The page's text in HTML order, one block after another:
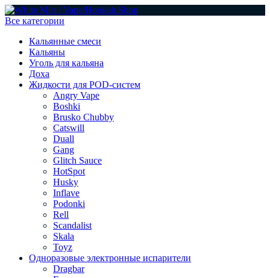
Все категории
Кальянные смеси
Кальяны
Уголь для кальяна
Доха
Жидкости для POD-систем
Angry Vape
Boshki
Brusko Chubby
Catswill
Duall
Gang
Glitch Sauce
HotSpot
Husky
Inflave
Podonki
Rell
Scandalist
Skala
Toyz
Одноразовые электронные испарители
Dragbar